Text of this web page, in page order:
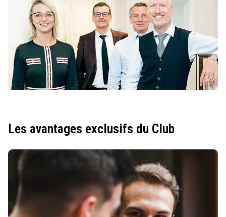
Les avantages exclusifs du Club